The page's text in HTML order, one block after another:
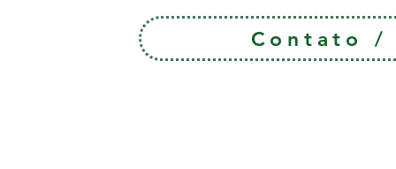
Contato /